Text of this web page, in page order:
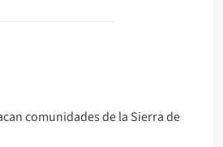
comunidades de la Sierra de